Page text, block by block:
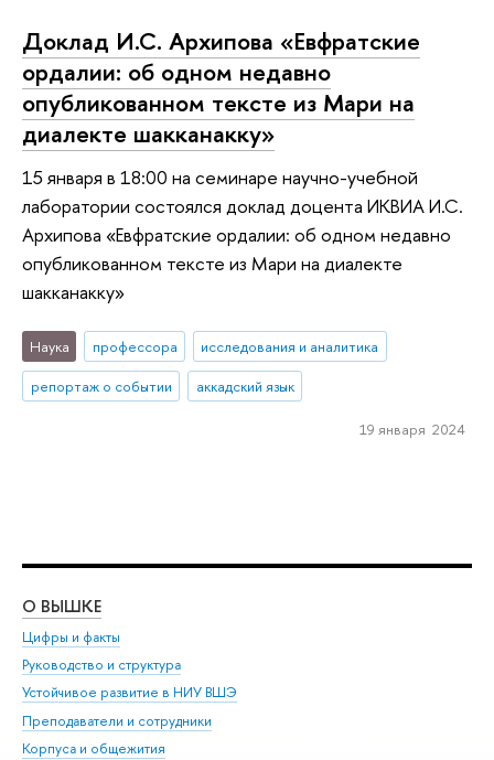
Доклад И.С. Архипова «Евфратские
ордалии: об одном недавно
опубликованном тексте из Мари на
диалекте шакканакку»
15 января в 18:00 на семинаре научно-учебной
лаборатории состоялся доклад доцента ИКВИА И.С.
Архипова «Евфратские ордалии: об одном недавно
опубликованном тексте из Мари на диалекте
шакканакку»
Наука профессора
исследования и аналитика
репортаж о событии
аккадский язык
19 января 2024
О ВЫШКЕ
Цифры и факты
Руководство и структура
Устойчивое развитие в НИУ ВШЭ
Преподаватели и сотрудники
Корпуса и общежития